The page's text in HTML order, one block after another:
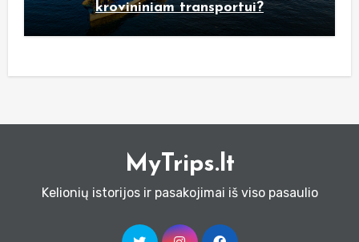
krovininiam transportui?
MyTrips.lt
Kelionių istorijos ir pasakojimai iš viso pasaulio